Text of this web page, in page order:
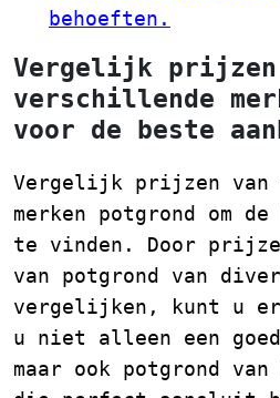
behoeften.
Vergelijk prijzen
verschillende
voor de beste
Vergelijk prijzen van
merken potgrond om
te vinden. Door
van potgrond van
vergelijken, kunt u
u niet alleen een
maar ook potgrond